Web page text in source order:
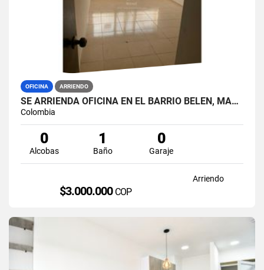
OFICINA ARRIENDO
SE ARRIENDA OFICINA EN EL BARRIO BELEN, MANIZALES.
Colombia
0
Alcobas
1
Baño
0
Garaje
Arriendo
$3.000.000 COP